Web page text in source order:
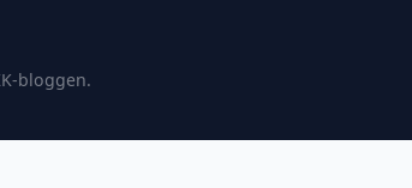
bloggen.